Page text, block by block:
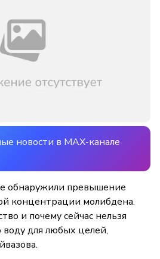
новости в MAX-канале
обнаружили превышение
концентрации молибдена.
и почему сейчас нельзя
воду для любых целей,